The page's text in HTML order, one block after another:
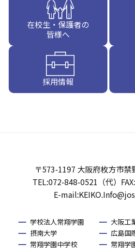
在校生・保護者の
皆様へ
採用情報
〒573-1197 大阪府枚方市禁
TEL:072-848-0521（代）
E-
学校法人常翔学園
大阪工
摂南大学
広島国
常翔学園中学校
常翔学